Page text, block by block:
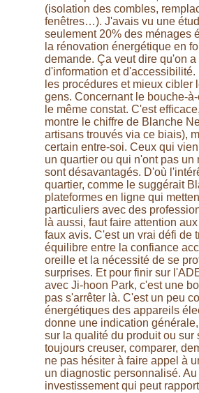
(isolation des combles,
fenêtres…). J'avais vu une
seulement 20% des ménages
la rénovation énergétique en
demande. Ça veut dire qu'on
d'information et
les procédures et mieux cibler
gens. Concernant le bouche-
le même constat. C'est
montre le chiffre de Blanche
artisans trouvés via ce biais),
certain entre-soi. Ceux qui
un quartier ou qui n'ont pas un
sont désavantagés. D'où
quartier, comme le suggérait
plateformes en ligne qui
particuliers avec des
là aussi, faut faire attention
faux avis. C'est un vrai défi de
équilibre entre la confiance
oreille et la nécessité de se
surprises. Et pour finir sur
avec Ji-hoon Park, c'est une
pas s'arrêter là. C'est un peu
énergétiques des appareils
donne une indication
sur la qualité du produit ou sur
toujours creuser, comparer,
ne pas hésiter à faire appel à
un diagnostic personnalisé.
investissement qui peut